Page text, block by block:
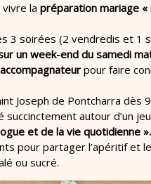
la préparation mariage
3 soirées (2 vendredis et 1
un week-end du samedi
accompagnateur pour faire
Joseph de Pontcharra dès
autour d’un
et de la vie quotidienne ».
pour partager l’apéritif et
ou sucré.